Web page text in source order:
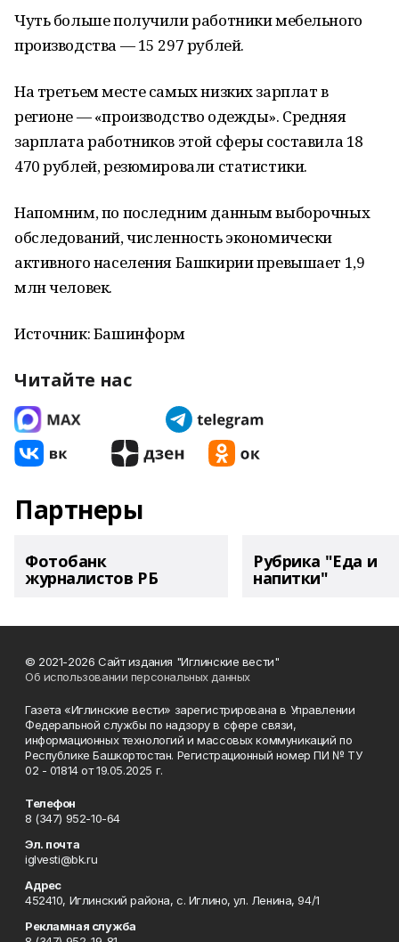
Чуть больше получили работники мебельного
производства — 15 297 рублей.
На третьем месте самых низких зарплат в
регионе — «производство одежды». Средняя
зарплата работников этой сферы составила 18
470 рублей, резюмировали статистики.
Напомним, по последним данным выборочных
обследований, численность экономически
активного населения Башкирии превышает 1,9
млн человек.
Источник: Башинформ
Читайте нас
Партнеры
Фотобанк
журналистов РБ
Рубрика "Еда и
напитки"
© 2021-2026 Сайт издания "Иглинские вести"
Об использовании персональных данных
Газета «Иглинские вести» зарегистрирована в Управлении
Федеральной службы по надзору в сфере связи,
информационных технологий и массовых коммуникаций по
Республике Башкортостан. Регистрационный номер ПИ № ТУ
02 - 01814 от 19.05.2025 г.
Телефон
8 (347) 952-10-64
Эл. почта
iglvesti@bk.ru
Адрес
452410, Иглинский района, с. Иглино, ул. Ленина, 94/1
Рекламная служба